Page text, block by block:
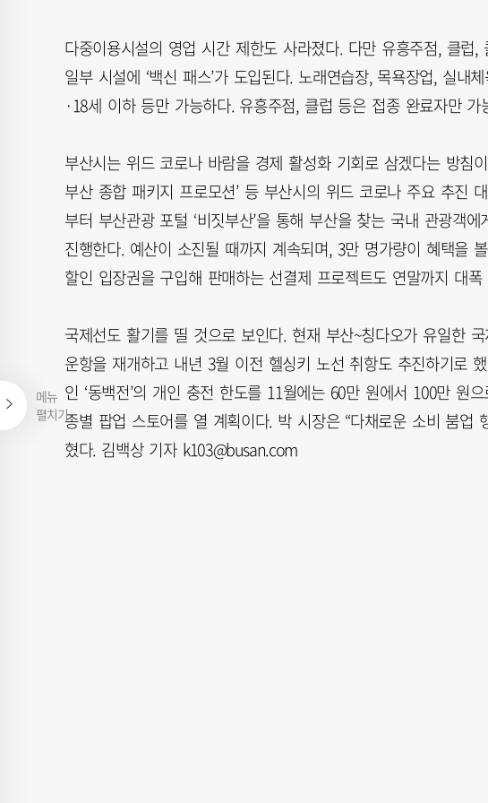
메뉴
펼치기
다중이용시설의 영업 시간 제한도 사라졌다. 다만 유흥주점, 클
일부 시설에 ‘백신 패스’가 도입된다. 노래연습장, 목욕장업, 실내
·18세 이하 등만 가능하다. 유흥주점, 클럽 등은 접종 완료자만
부산시는 위드 코로나 바람을 경제 활성화 기회로 삼겠다는 방침
부산 종합 패키지 프로모션’ 등 부산시의 위드 코로나 주요 추진
부터 부산관광 포털 ‘비짓부산’을 통해 부산을 찾는 국내 관광객
진행한다. 예산이 소진될 때까지 계속되며, 3만 명가량이 혜택을
할인 입장권을 구입해 판매하는 선결제 프로젝트도 연말까지 대폭
국제선도 활기를 띨 것으로 보인다. 현재 부산~칭다오가 유일한
운항을 재개하고 내년 3월 이전 헬싱키 노선 취항도 추진하기로
인 ‘동백전’의 개인 충전 한도를 11월에는 60만 원에서 100만 원
종별 팝업 스토어를 열 계획이다. 박 시장은 “다채로운 소비 붐업
혔다. 김백상 기자 k103@busan.com